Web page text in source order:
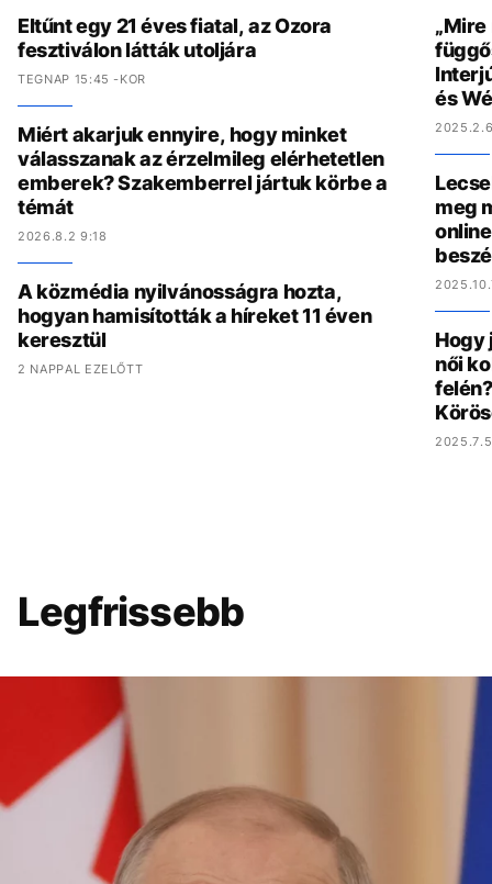
Eltűnt egy 21 éves fiatal, az Ozora
fesztiválon látták utoljára
TEGNAP 15:45 -KOR
Miért akarjuk ennyire, hogy minket
válasszanak az érzelmileg elérhetetlen
emberek? Szakemberrel jártuk körbe a
témát
2026.8.2 9:18
A közmédia nyilvánosságra hozta,
hogyan hamisították a híreket 11 éven
keresztül
2 NAPPAL EZELŐTT
és
meg
Hogy
női
Legfrissebb